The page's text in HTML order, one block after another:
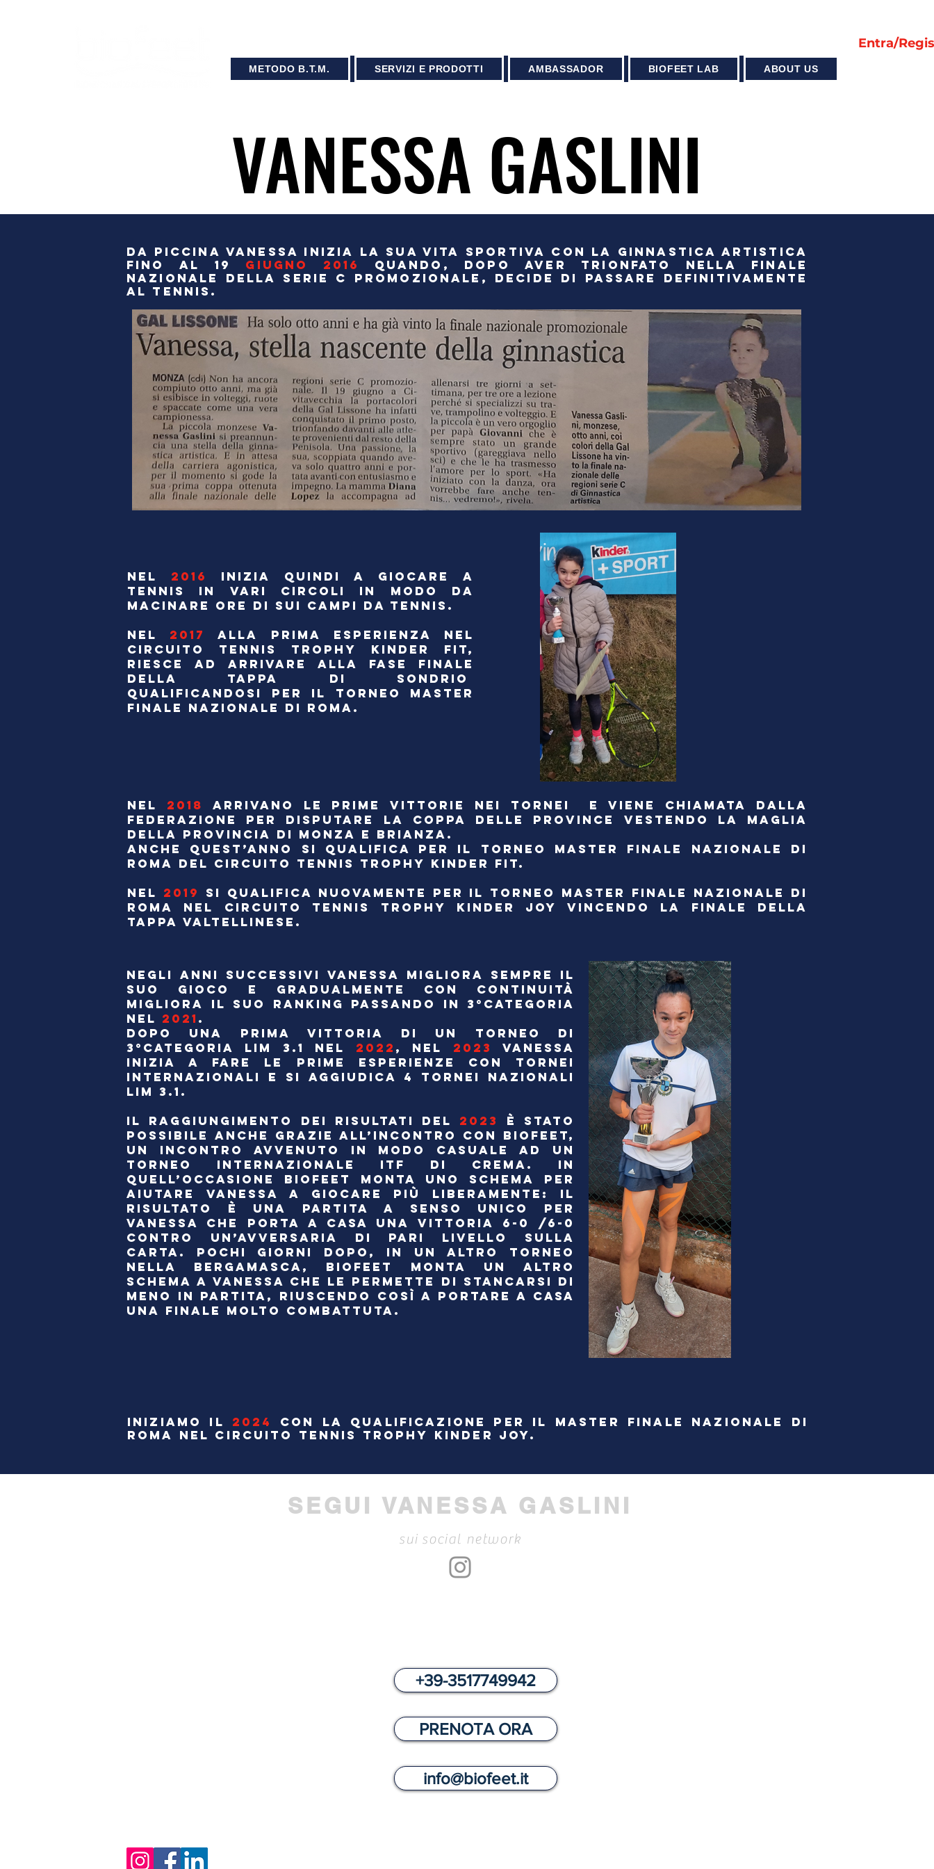
Entra/
METODO B.T.M. SERVIZI E PRODOTTI AMBASSADOR BIOFEET LAB ABOUT US
VANESSA GASLINI
VANESSA GASLINI
DA PICCINA VANESSA INIZIA LA SUA VITA SPORTIVA CON LA GINNASTICA ARTISTICA
FINO AL 19 GIUGNO 2016
QUANDO, DOPO AVER TRIONFATO NELLA FINALE
NAZIONALE DELLA SERIE C PROMOZIONALE, DECIDE DI PASSARE DEFINITIVAMENTE
AL TENNIS.
NEL 2016 INIZIA QUINDI A GIOCARE A
TENNIS IN VARI CIRCOLI IN MODO DA
MACINARE ORE DI SUI CAMPI DA TENNIS.
NEL 2017ALLA PRIMA ESPERIENZA NEL
CIRCUITO TENNIS TROPHY KINDER FIT,
RIESCE AD ARRIVARE ALLA FASE FINALE
DELLA TAPPA DI SONDRIO
QUALIFICANDOSI PER IL TORNEO MASTER
FINALE NAZIONALE DI ROMA.
NEL 2018 ARRIVANO LE PRIME VITTORIE NEI TORNEI E VIENE CHIAMATA DALLA
FEDERAZIONE PER DISPUTARE LA COPPA DELLE PROVINCE VESTENDO LA MAGLIA
DELLA PROVINCIA DI MONZA E BRIANZA.
ANCHE QUEST’ANNO SI QUALIFICA PER IL TORNEO MASTER FINALE NAZIONALE DI
ROMA DEL CIRCUITO TENNIS TROPHY KINDER FIT.
NEL 2019 SI QUALIFICA NUOVAMENTE PER IL TORNEO MASTER FINALE NAZIONALE DI
ROMA NEL CIRCUITO TENNIS TROPHY KINDER JOY VINCENDO LA FINALE DELLA
TAPPA VALTELLINESE.
NEGLI ANNI SUCCESSIVI VANESSA MIGLIORA SEMPRE IL
SUO GIOCO E GRADUALMENTE CON CONTINUITÀ
MIGLIORA IL SUO RANKING PASSANDO IN 3°CATEGORIA
NEL 2021 .
DOPO UNA PRIMA VITTORIA DI UN TORNEO DI
3°CATEGORIA LIM 3.1 NEL 2022 , NEL 2023VANESSA
INIZIA A FARE LE PRIME ESPERIENZE CON TORNEI
INTERNAZIONALI E SI AGGIUDICA 4 TORNEI NAZIONALI
LIM 3.1.
IL RAGGIUNGIMENTO DEI RISULTATI DEL 2023 È STATO
POSSIBILE ANCHE GRAZIE ALL’INCONTRO CON BIOFEET,
UN INCONTRO AVVENUTO IN MODO CASUALE AD UN
TORNEO INTERNAZIONALE ITF DI CREMA. IN
QUELL’OCCASIONE BIOFEET MONTA UNO SCHEMA PER
AIUTARE VANESSA A GIOCARE PIÙ LIBERAMENTE: IL
RISULTATO È UNA PARTITA A SENSO UNICO PER
VANESSA CHE PORTA A CASA UNA VITTORIA 6-0 /6-0
CONTRO UN’AVVERSARIA DI PARI LIVELLO SULLA
CARTA. POCHI GIORNI DOPO, IN UN ALTRO TORNEO
NELLA BERGAMASCA, BIOFEET MONTA UN ALTRO
SCHEMA A VANESSA CHE LE PERMETTE DI STANCARSI DI
MENO IN PARTITA, RIUSCENDO COSÌ A PORTARE A CASA
UNA FINALE MOLTO COMBATTUTA.
INIZIAMO IL 2024 CON LA QUALIFICAZIONE PER IL MASTER FINALE NAZIONALE DI
ROMA NEL CIRCUITO TENNIS TROPHY KINDER JOY.
SEGUI VANESSA GASLINI
sui social network
+39-3517749942
PRENOTA ORA
info@biofeet.it